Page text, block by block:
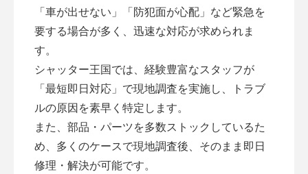
「車が出せない」「防犯面が心配」など緊急を
要する場合が多く、迅速な対応が求められま
す。
シャッター王国では、経験豊富なスタッフが
「最短即日対応」で現地調査を実施し、トラブ
ルの原因を素早く特定します。
また、部品・パーツを多数ストックしているた
め、多くのケースで現地調査後、そのまま即日
修理・解決が可能です。